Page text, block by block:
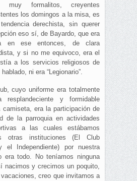
muy formalitos, creyentes
los domingos a la misa, es
derechista, sin querer
eso sí, de Bayardo, que era
en ese entonces, de clara
y si no me equivoco, era el
a los servicios religiosos de
ni era “Legionario”.
cuyo uniforme era totalmente
resplandeciente y formidable
era la participación de
de la parroquia en actividades
a las cuales estábamos
otras instituciones (El Club
el Independiente) por nuestra
era todo. No teníamos ninguna
nacimos y crecimos un poquito,
creo que invitamos a